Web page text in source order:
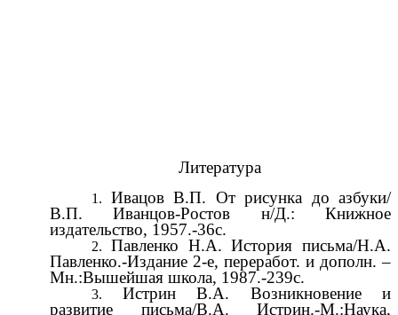
Литература
Ивацов В.П. От рисунка до азбуки/
В.П. Иванцов-Ростов н/Д.: Книжное
издательство, 1957.-36с.
Павленко Н.А. История письма/Н.А.
Павленко.-Издание 2-е, переработ. и дополн. –
Мн.:Вышейшая школа, 1987.-239с.
Истрин В.А. Возникновение и
развитие письма/В.А. Истрин.-М.:Наука,